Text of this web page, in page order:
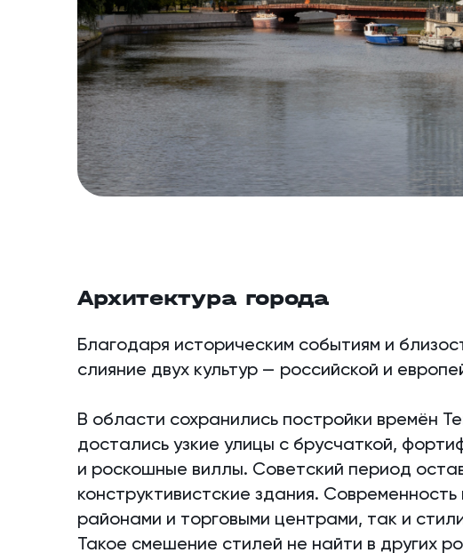
Архитектура города
Благодаря историческим событиям и
слияние двух культур — российской и
В области сохранились постройки времён
достались узкие улицы с брусчаткой,
и роскошные виллы. Советский период
конструктивистские здания.
районами и торговыми центрами, так и
Такое смешение стилей не найти в других